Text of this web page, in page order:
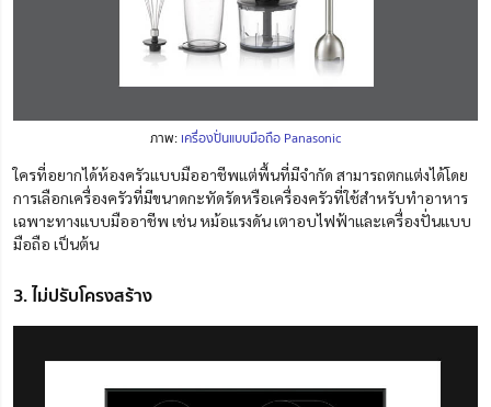
ภาพ: เครื่องปั่นแบบมือถือ Panasonic
ใครที่อยากได้ห้องครัวแบบมืออาชีพแต่พื้นที่มีจำกัด สามารถตกแต่งได้โดย
การเลือกเครื่องครัวที่มีขนาดกะทัดรัดหรือเครื่องครัวที่ใช้สำหรับทำอาหาร
เฉพาะทางแบบมืออาชีพ เช่น หม้อแรงดัน เตาอบไฟฟ้าและเครื่องปั่นแบบ
มือถือ เป็นต้น
3. ไม่ปรับโครงสร้าง